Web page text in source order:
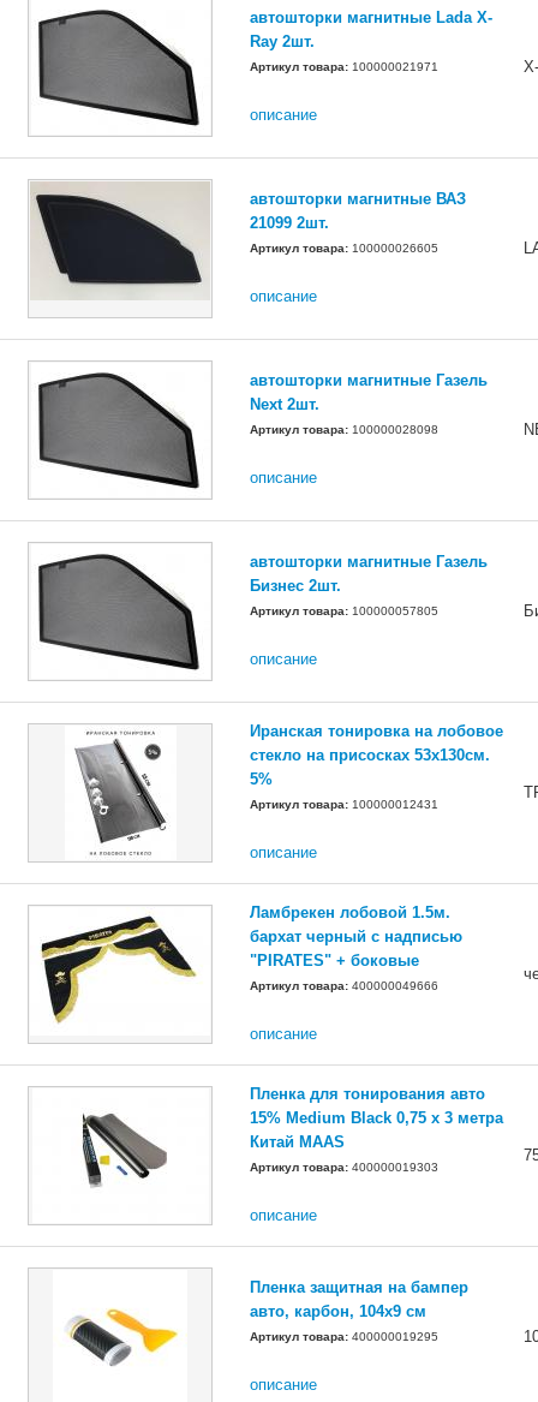
автошторки магнитные Lada X-
Ray 2шт.
Артикул товара: 100000021971
описание
автошторки магнитные ВАЗ
21099 2шт.
Артикул товара: 100000026605
описание
автошторки магнитные Газель
Next 2шт.
Артикул товара: 100000028098
описание
автошторки магнитные Газель
Бизнес 2шт.
Артикул товара: 100000057805
описание
Иранская тонировка на лобовое
стекло на присосках 53х130см.
5%
Артикул товара: 100000012431
описание
Ламбрекен лобовой 1.5м.
бархат черный с надписью
"PIRATES" + боковые
Артикул товара: 400000049666
описание
Пленка для тонирования авто
15% Medium Black 0,75 х 3 метра
Китай MAAS
Артикул товара: 400000019303
описание
Пленка защитная на бампер
авто, карбон, 104х9 см
Артикул товара: 400000019295
описание